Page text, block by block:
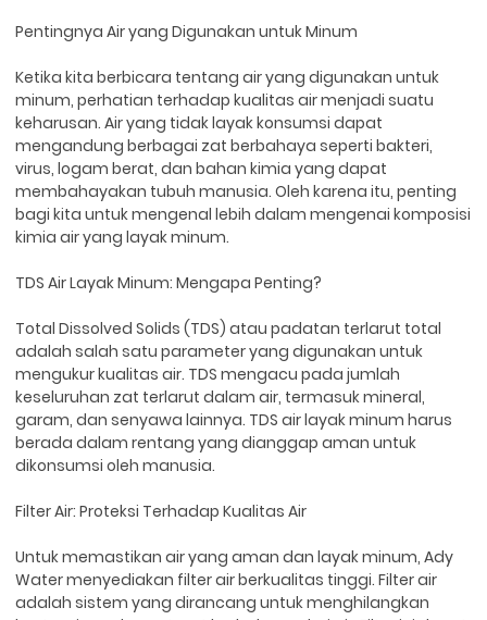
Pentingnya Air yang Digunakan untuk Minum
Ketika kita berbicara tentang air yang digunakan untuk
minum, perhatian terhadap kualitas air menjadi suatu
keharusan. Air yang tidak layak konsumsi dapat
mengandung berbagai zat berbahaya seperti bakteri,
virus, logam berat, dan bahan kimia yang dapat
membahayakan tubuh manusia. Oleh karena itu, penting
bagi kita untuk mengenal lebih dalam mengenai komposisi
kimia air yang layak minum.
TDS Air Layak Minum: Mengapa Penting?
Total Dissolved Solids (TDS) atau padatan terlarut total
adalah salah satu parameter yang digunakan untuk
mengukur kualitas air. TDS mengacu pada jumlah
keseluruhan zat terlarut dalam air, termasuk mineral,
garam, dan senyawa lainnya. TDS air layak minum harus
berada dalam rentang yang dianggap aman untuk
dikonsumsi oleh manusia.
Filter Air: Proteksi Terhadap Kualitas Air
Untuk memastikan air yang aman dan layak minum, Ady
Water menyediakan filter air berkualitas tinggi. Filter air
adalah sistem yang dirancang untuk menghilangkan